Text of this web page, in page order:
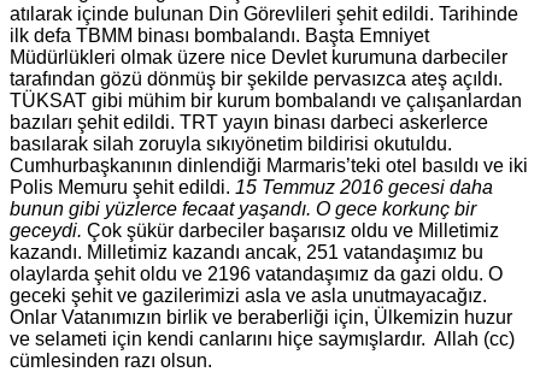
atılarak içinde bulunan Din Görevlileri şehit edildi. Tarihinde
ilk defa TBMM binası bombalandı. Başta Emniyet
Müdürlükleri olmak üzere nice Devlet kurumuna darbeciler
tarafından gözü dönmüş bir şekilde pervasızca ateş açıldı.
TÜKSAT gibi mühim bir kurum bombalandı ve çalışanlardan
bazıları şehit edildi. TRT yayın binası darbeci askerlerce
basılarak silah zoruyla sıkıyönetim bildirisi okutuldu.
Cumhurbaşkanının dinlendiği Marmaris’teki otel basıldı ve iki
Polis Memuru şehit edildi. 15 Temmuz 2016 gecesi daha
bunun gibi yüzlerce fecaat yaşandı. O gece korkunç bir
geceydi. Çok şükür darbeciler başarısız oldu ve Milletimiz
kazandı. Milletimiz kazandı ancak, 251 vatandaşımız bu
olaylarda şehit oldu ve 2196 vatandaşımız da gazi oldu. O
geceki şehit ve gazilerimizi asla ve asla unutmayacağız.
Onlar Vatanımızın birlik ve beraberliği için, Ülkemizin huzur
ve selameti için kendi canlarını hiçe saymışlardır. Allah (cc)
cümlesinden razı olsun.